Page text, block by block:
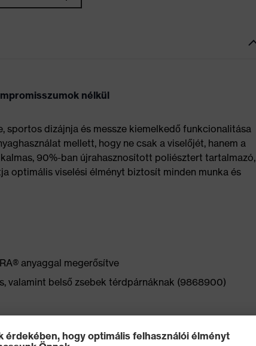
nélkül
sportos dizájnja és messze kiemelkedő funkcionalitása
mellett, hogy ne csak a viselőjét, hanem a
90%-ban újrahasznosított poliésztert tartalmazó,
optimális viselési élményt biztosít minden munka és
anyaggal megerősítve
valamint belső zsebek térdpárnáknak (9868900)